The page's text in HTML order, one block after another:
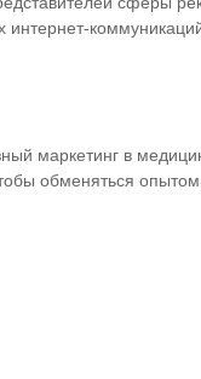
маркетинг в
обменяться